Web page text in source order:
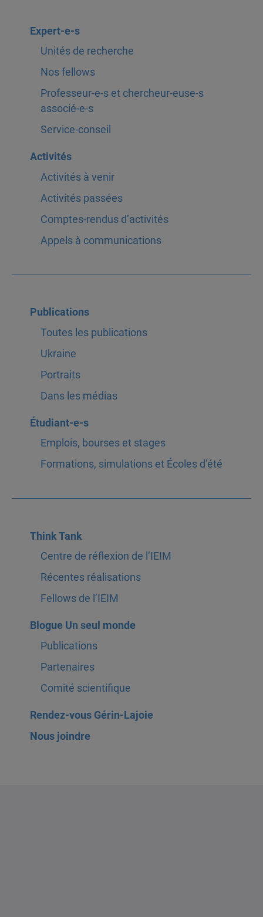
Expert-e-s
Unités de recherche
Nos fellows
Professeur-e-s et chercheur-euse-s
associé-e-s
Service-conseil
Activités
Activités à venir
Activités passées
Comptes-rendus d’activités
Appels à communications
Publications
Toutes les publications
Ukraine
Portraits
Dans les médias
Étudiant-e-s
Emplois, bourses et stages
Formations, simulations et Écoles d’été
Think Tank
Centre de réflexion de l’IEIM
Récentes réalisations
Fellows de l’IEIM
Blogue Un seul monde
Publications
Partenaires
Comité scientifique
Rendez-vous Gérin-Lajoie
Nous joindre